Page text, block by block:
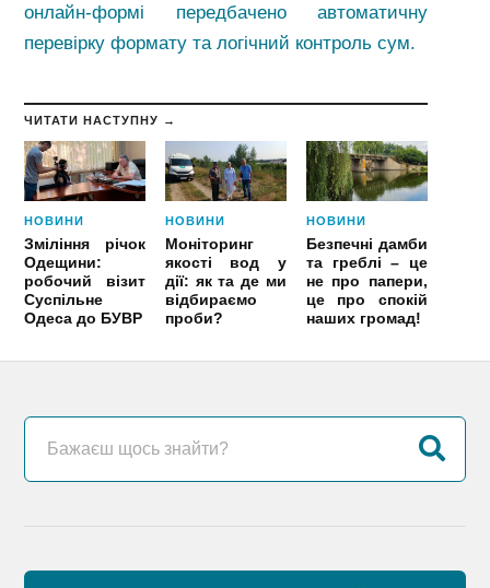
онлайн-формі передбачено автоматичну
перевірку формату та логічний контроль сум.
ЧИТАТИ НАСТУПНУ →
НОВИНИ
Зміління річок
Одещини:
робочий візит
Суспільне
Одеса до БУВР
НОВИНИ
Моніторинг
якості вод у
дії: як та де ми
відбираємо
проби?
НОВИНИ
Безпечні дамби
та греблі – це
не про папери,
це про спокій
наших громад!